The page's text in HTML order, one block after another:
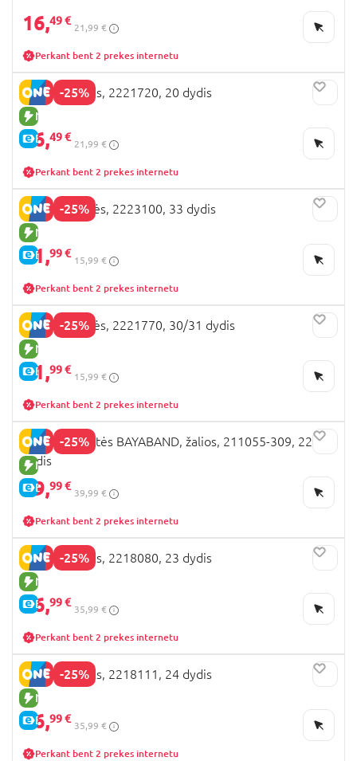
16,49 €
21,99 €
Perkant bent 2 prekes internetu
-25%
NAUJA PREKĖ
E-KAINA
BEPPI basutės, 2221720, 20 dydis
16,49 €
21,99 €
Perkant bent 2 prekes internetu
-25%
NAUJA PREKĖ
E-KAINA
BEPPI klumpės, 2223100, 33 dydis
11,99 €
15,99 €
Perkant bent 2 prekes internetu
-25%
NAUJA PREKĖ
E-KAINA
BEPPI šlepetės, 2221770, 30/31 dydis
11,99 €
15,99 €
Perkant bent 2 prekes internetu
-25%
NAUJA PREKĖ
E-KAINA
CROCS šlepetės BAYABAND, žalios, 211055-309, 22
dydis
29,99 €
39,99 €
Perkant bent 2 prekes internetu
-25%
NAUJA PREKĖ
E-KAINA
BEPPI basutės, 2218080, 23 dydis
26,99 €
35,99 €
Perkant bent 2 prekes internetu
-25%
NAUJA PREKĖ
E-KAINA
BEPPI basutės, 2218111, 24 dydis
26,99 €
35,99 €
Perkant bent 2 prekes internetu